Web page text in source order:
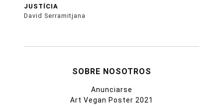
JUSTÍCIA
David Serramitjana
SOBRE NOSOTROS
Anunciarse
Art Vegan Poster 2021